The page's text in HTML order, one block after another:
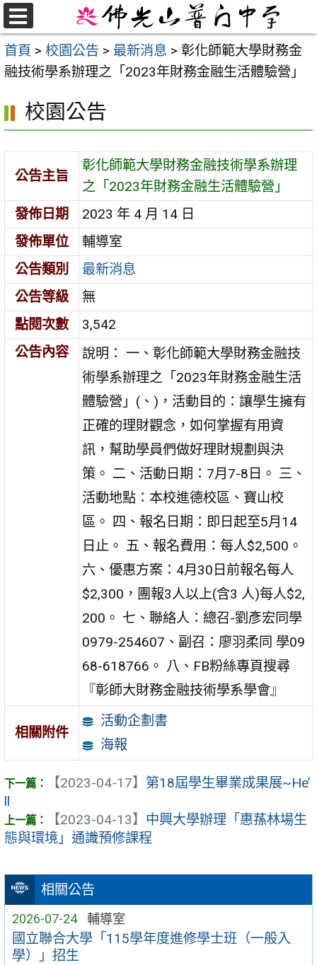
跳
至
主
要
首頁 > 校園公告 > 最新消息 > 彰化師範大學財務金
融技術學系辦理之「2023年財務金融生活體驗營」
相關公告
2026-07-24 輔導室
國立聯合大學「115學年度進修學士班（一般入
學）」招生
校園公告
公告主旨
彰化師範大學財務金融技術學系辦理
之「2023年財務金融生活體驗營」
發佈日期
2023 年 4 月 14 日
發佈單位
輔導室
公告類別
最新消息
公告等級
無
點閱次數
3,542
公告內容
說明： 一、彰化師範大學財務金融技
術學系辦理之「2023年財務金融生活
體驗營」(、)，活動目的：讓學生擁有
正確的理財觀念，如何掌握有用資
訊，幫助學員們做好理財規劃與決
策。 二、活動日期：7月7-8日。 三、
活動地點：本校進德校區、寶山校
區。 四、報名日期：即日起至5月14
日止。 五、報名費用：每人$2,500。
六、優惠方案：4月30日前報名每人
$2,300，團報3人以上(含3 人)每人$2,
200。 七、聯絡人：總召-劉彥宏同學
0979-254607、副召：廖羽柔同 學09
68-618766。 八、FB粉絲專頁搜尋
『彰師大財務金融技術學系學會』
相關附件
活動企劃書
海報
【2023-04-17】 第18屆學生畢業成果展~He’
ll
【2023-04-13】 中興大學辦理「惠蓀林場生
態與環境」通識預修課程
選
單